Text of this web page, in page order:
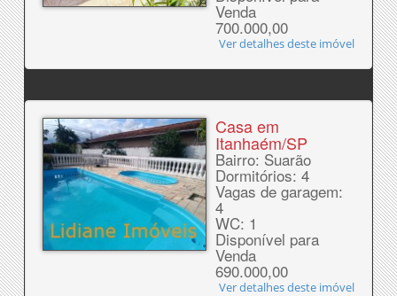
Venda
700.000,00
Ver detalhes deste imóvel
Casa em
Itanhaém/SP
Bairro: Suarão
Dormitórios: 4
Vagas de garagem:
4
WC: 1
Disponível para
Venda
690.000,00
Ver detalhes deste imóvel